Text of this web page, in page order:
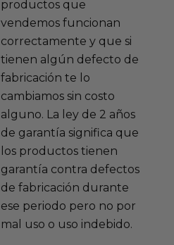
productos que
vendemos funcionan
correctamente y que si
tienen algún defecto de
fabricación te lo
cambiamos sin costo
alguno. La ley de 2 años
de garantía significa que
los productos tienen
garantía contra defectos
de fabricación durante
ese periodo pero no por
mal uso o uso indebido.